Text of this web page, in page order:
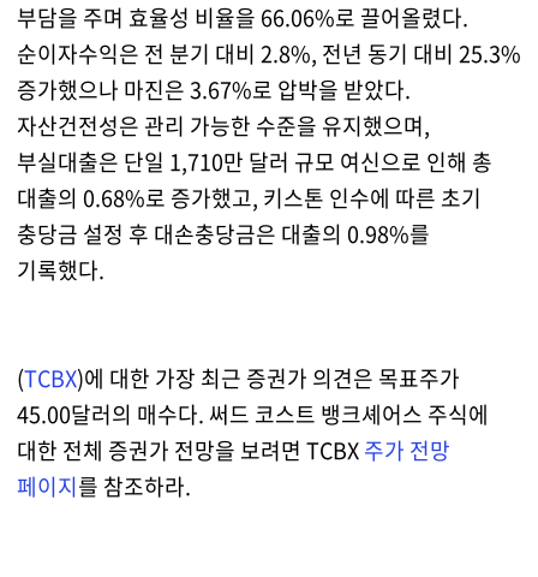
부담을 주며 효율성 비율을 66.06%로 끌어올렸다.
순이자수익은 전 분기 대비 2.8%, 전년 동기 대비 25.3%
증가했으나 마진은 3.67%로 압박을 받았다.
자산건전성은 관리 가능한 수준을 유지했으며,
부실대출은 단일 1,710만 달러 규모 여신으로 인해 총
대출의 0.68%로 증가했고, 키스톤 인수에 따른 초기
충당금 설정 후 대손충당금은 대출의 0.98%를
기록했다.
(TCBX)에 대한 가장 최근 증권가 의견은 목표주가
45.00달러의 매수다. 써드 코스트 뱅크셰어스 주식에
대한 전체 증권가 전망을 보려면 TCBX주가 전망
페이지를 참조하라.